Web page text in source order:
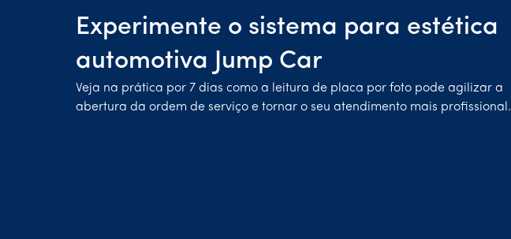
Experimente o sistema para estética
automotiva Jump Car
Veja na prática por 7 dias como a leitura de placa por foto pode agilizar a
abertura da ordem de serviço e tornar o seu atendimento mais profissional.